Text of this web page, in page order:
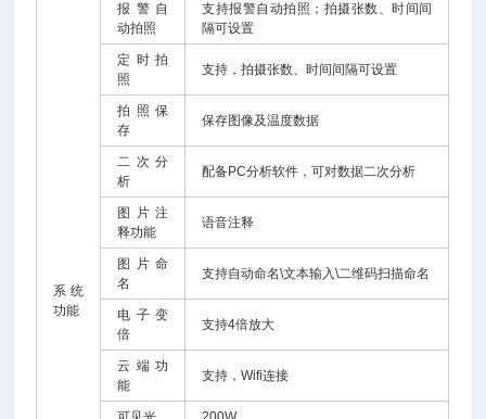
系统
功能
报警自
动拍照
支持报警自动拍照；拍摄张数、时间间
隔可设置
定时拍
照
支持，拍摄张数、时间间隔可设置
拍照保
存
保存图像及温度数据
二次分
析
配备PC分析软件，可对数据二次分析
图片注
释功能
语音注释
图片命
名
支持自动命名\文本输入\二维码扫描命名
电子变
倍
支持4倍放大
云端功
能
支持，Wifi连接